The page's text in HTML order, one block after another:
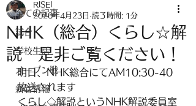
全ての記事
試合
学校生活
オープン戦
新着情報
NHK（総合）くらし☆解
説 是非ご覧ください！
RISEI
2020年4月23日 読了時間: 1分
明日、NHK総合にてAM10:30-40
放送されます
くらし◇解説というNHK解説委員室